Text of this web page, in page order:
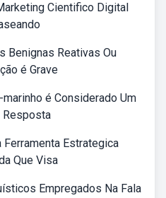
Cientifico Digital
Benignas Reativas Ou
é Grave
é Considerado Um
Resposta
Estrategica
Que Visa
Empregados Na Fala